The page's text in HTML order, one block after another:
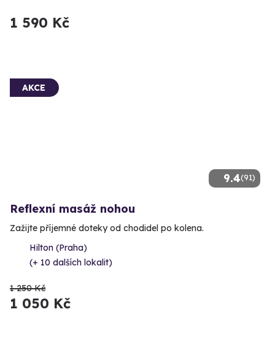
1 590 Kč
9.4(91)
AKCE
Reflexní masáž nohou
Zažijte příjemné doteky od chodidel po kolena.
Hilton (Praha)
(+ 10 dalších lokalit)
1 250 Kč
1 050 Kč